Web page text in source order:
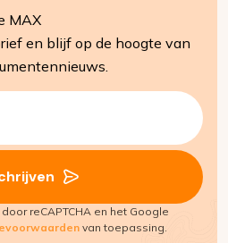
MAX
en blijf op de hoogte van
reCAPTCHA en het Google
van toepassing.